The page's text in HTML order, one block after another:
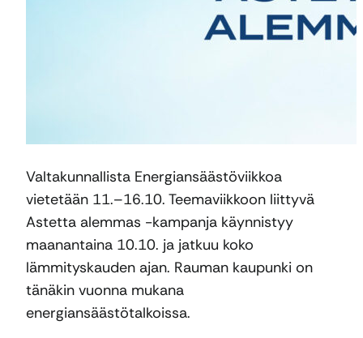
Valtakunnallista Energiansäästöviikkoa
vietetään 11.–16.10. Teemaviikkoon liittyvä
Astetta alemmas -kampanja käynnistyy
maanantaina 10.10. ja jatkuu koko
lämmityskauden ajan. Rauman kaupunki on
tänäkin vuonna mukana
energiansäästötalkoissa.